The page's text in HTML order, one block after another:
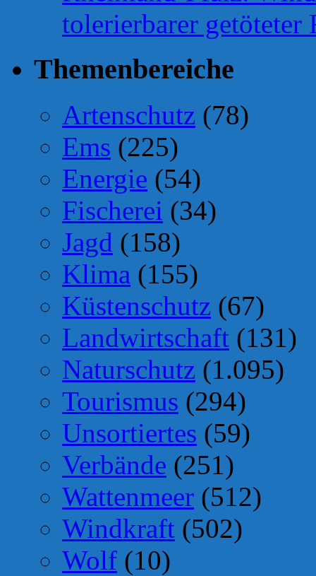
tolerierbarer getöteter
Themenbereiche
Artenschutz (78)
Ems (225)
Energie (54)
Fischerei (34)
Jagd (158)
Klima (155)
Küstenschutz (67)
Landwirtschaft (131)
Naturschutz (1.095)
Tourismus (294)
Unsortiertes (59)
Verbände (251)
Wattenmeer (512)
Windkraft (502)
Wolf (10)